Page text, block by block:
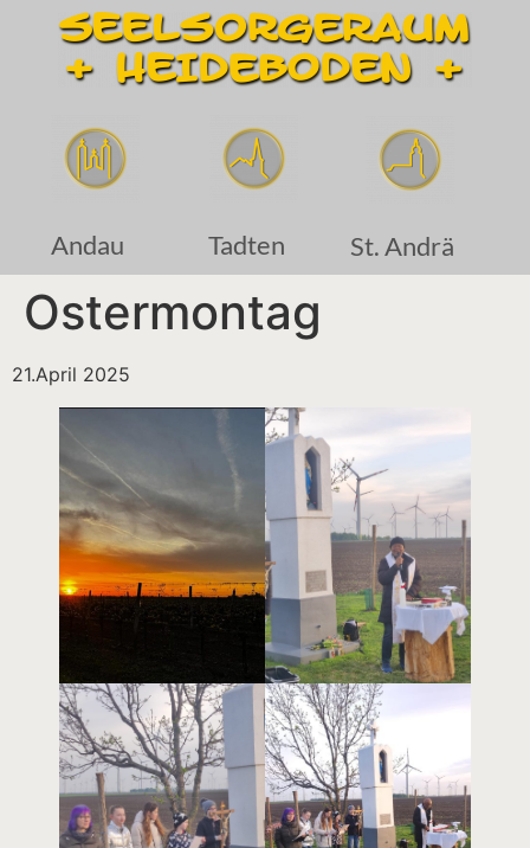
Andau Tadten St. Andrä
Ostermontag
21.April 2025